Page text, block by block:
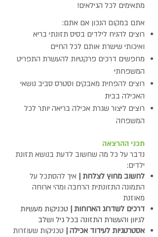
מתאימים לכל הגילאים!
אתם במקום הנכון אם אתם:
רוצים להניח לילדים בסיס תזונתי בריא
ואיכותי שישרת אותם לכל החיים
מחפשים דרכים פרקטיות להעשרת התפריט
המשפחתי
רוצים להפחית מאבקים וסטרס סביב נושאי
האכילה בבית
רוצים ליצור שגרת אכילה בריאה יותר לכל
המשפחה
תכני ההרצאה
נדבר על כל מה שחשוב לדעת בנושא תזונת
ילדים:
לחשוב מחוץ לצלחת | איך להסתכל על
התמונה התזונתית הרחבה ומהי ארוחה
מאוזנת
דרכים לשדרוג הארוחות | טכניקות מעשיות
לגיוון והעשרת התזונה בכל גיל ושלב
אסטרטגיות לעידוד אכילה | טכניקות שעוזרות